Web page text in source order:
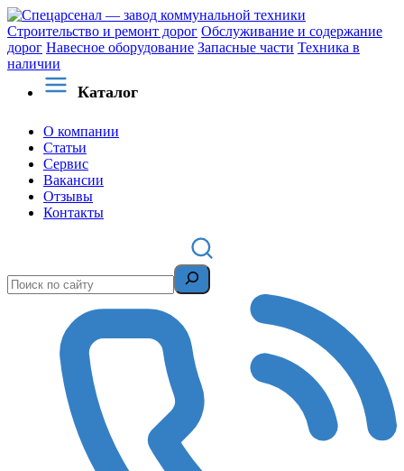
Строительство и ремонт дорог Обслуживание и содержание
дорог Навесное оборудование Запасные части Техника в
наличии
Каталог
О компании
Статьи
Сервис
Вакансии
Отзывы
Контакты